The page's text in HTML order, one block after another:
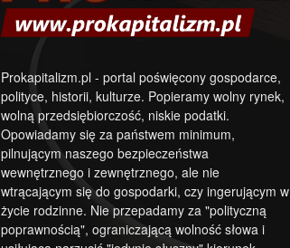
Prokapitalizm.pl - portal poświęcony gospodarce,
polityce, historii, kulturze. Popieramy wolny rynek,
wolną przedsiębiorczość, niskie podatki.
Opowiadamy się za państwem minimum,
pilnującym naszego bezpieczeństwa
wewnętrznego i zewnętrznego, ale nie
wtrącającym się do gospodarki, czy ingerującym w
życie rodzinne. Nie przepadamy za "polityczną
poprawnością", ograniczającą wolność słowa i